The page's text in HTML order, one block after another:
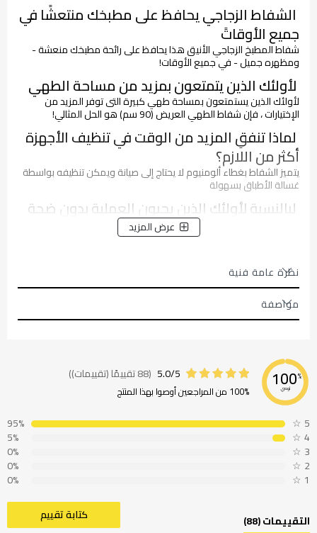
الشفاط الزجاجي يحافظ على مطبخك منتعشًا في
جميع الأوقاتً
شفاط المطبخ الزجاجي الأنيق هذا يحافظ على رائحة مطبخك منعشة -
ومظهره جميل - في جميع الأوقات!
لأولئك الذين يتمتعون بمزيد من مساحة الطهي
لأولئك الذين يستمتعون بمساحة طهي كبيرة التى توفر المزيد من
الإختيارات ، فإن شفاط الطهي العريض (90 سم) هو الحل المثالي!
لماذا تنفقِ المزيد من الوقت في تنظيف الأجهزة
أكثر من اللازم؟
يتميز الشفاط بغطاء ألومنيوم لا يحتاج إلى صيانة ويمكن تنظيفه بواسطة
غسالة الأطباق بسهولة
لبالنسبة لأولئك الذين يحبون العملية بدون ضجة
هل تحتاج إلى طاقة أكثر أم أقل من الشفاط عند تحضير وجبة؟ تتيح لك
عناصر التحكم في هذا الطراز ضبط مستوى الاستخراج المثالي بضغطة زر
عرض المزيد
نظرة عامة فنية
مواصفة
100%
نوصي
5.0/5 (88 تقييمًا (تقييمات))
100% من المراجعين أوصوا بهذا المنتج
5
☆
95%
4
☆
5%
3
☆
0%
2
☆
0%
1
☆
0%
التقييمات (88) كتابة تقييم